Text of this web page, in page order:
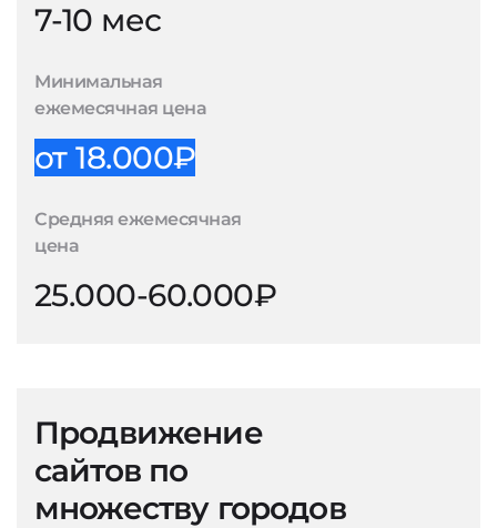
7-10 мес
Минимальная
ежемесячная цена
от 18.000₽
Средняя ежемесячная
цена
25.000-60.000₽
Продвижение
сайтов по
множеству городов